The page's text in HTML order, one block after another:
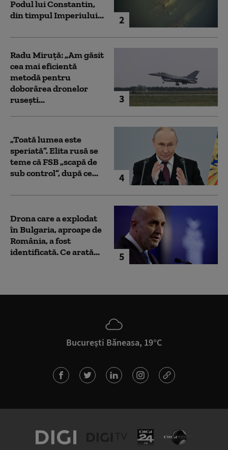
2
Podul lui Constantin,
din timpul Imperiului...
3
Radu Miruță: „Am găsit
cea mai eficientă
metodă pentru
doborârea dronelor
rusești...
4
„Toată lumea este
speriată”. Elita rusă se
teme că FSB „scapă de
sub control”, după ce...
5
Drona care a explodat
în Bulgaria, aproape de
România, a fost
identificată. Ce arată...
București Băneasa, 19°C